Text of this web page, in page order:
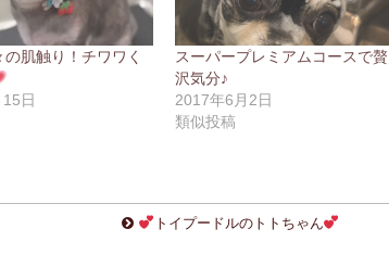
肌触り！チワワく
日
スーパープレミアムコースで贅
沢気分♪
2017年6月2日
類似投稿
トイプードルのトトちゃん